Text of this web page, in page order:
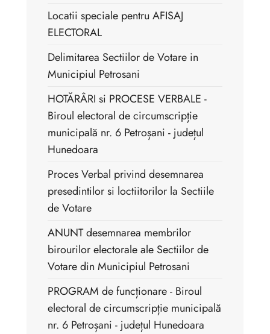
Locatii speciale pentru AFISAJ
ELECTORAL
Delimitarea Sectiilor de Votare in
Municipiul Petrosani
HOTĂRÂRI si PROCESE VERBALE -
Biroul electoral de circumscripție
municipală nr. 6 Petroșani - județul
Hunedoara
Proces Verbal privind desemnarea
presedintilor si loctiitorilor la Sectiile
de Votare
ANUNT desemnarea membrilor
birourilor electorale ale Sectiilor de
Votare din Municipiul Petrosani
PROGRAM de funcționare - Biroul
electoral de circumscripție municipală
nr. 6 Petroșani - județul Hunedoara